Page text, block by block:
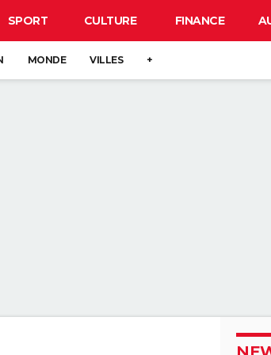
SPORT CULTURE FINANCE
MONDE VILLES +